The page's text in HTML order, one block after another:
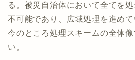
る。被災自治体において全てを
不可能であり、広域処理を進めて
今のところ処理スキームの全体
い。